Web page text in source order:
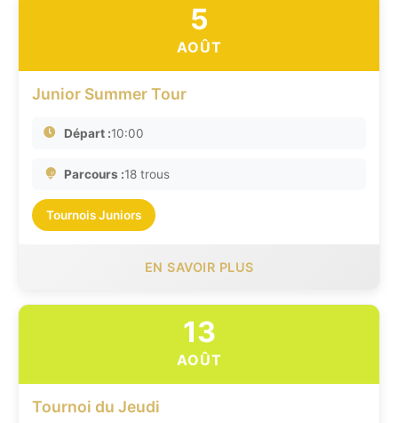
5
AOÛT
Junior Summer Tour
Départ :10:00
Parcours :18 trous
Tournois Juniors
EN SAVOIR PLUS
13
AOÛT
Tournoi du Jeudi